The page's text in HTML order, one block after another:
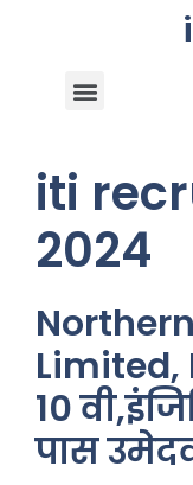
iti
2024
Limited,
10
पास